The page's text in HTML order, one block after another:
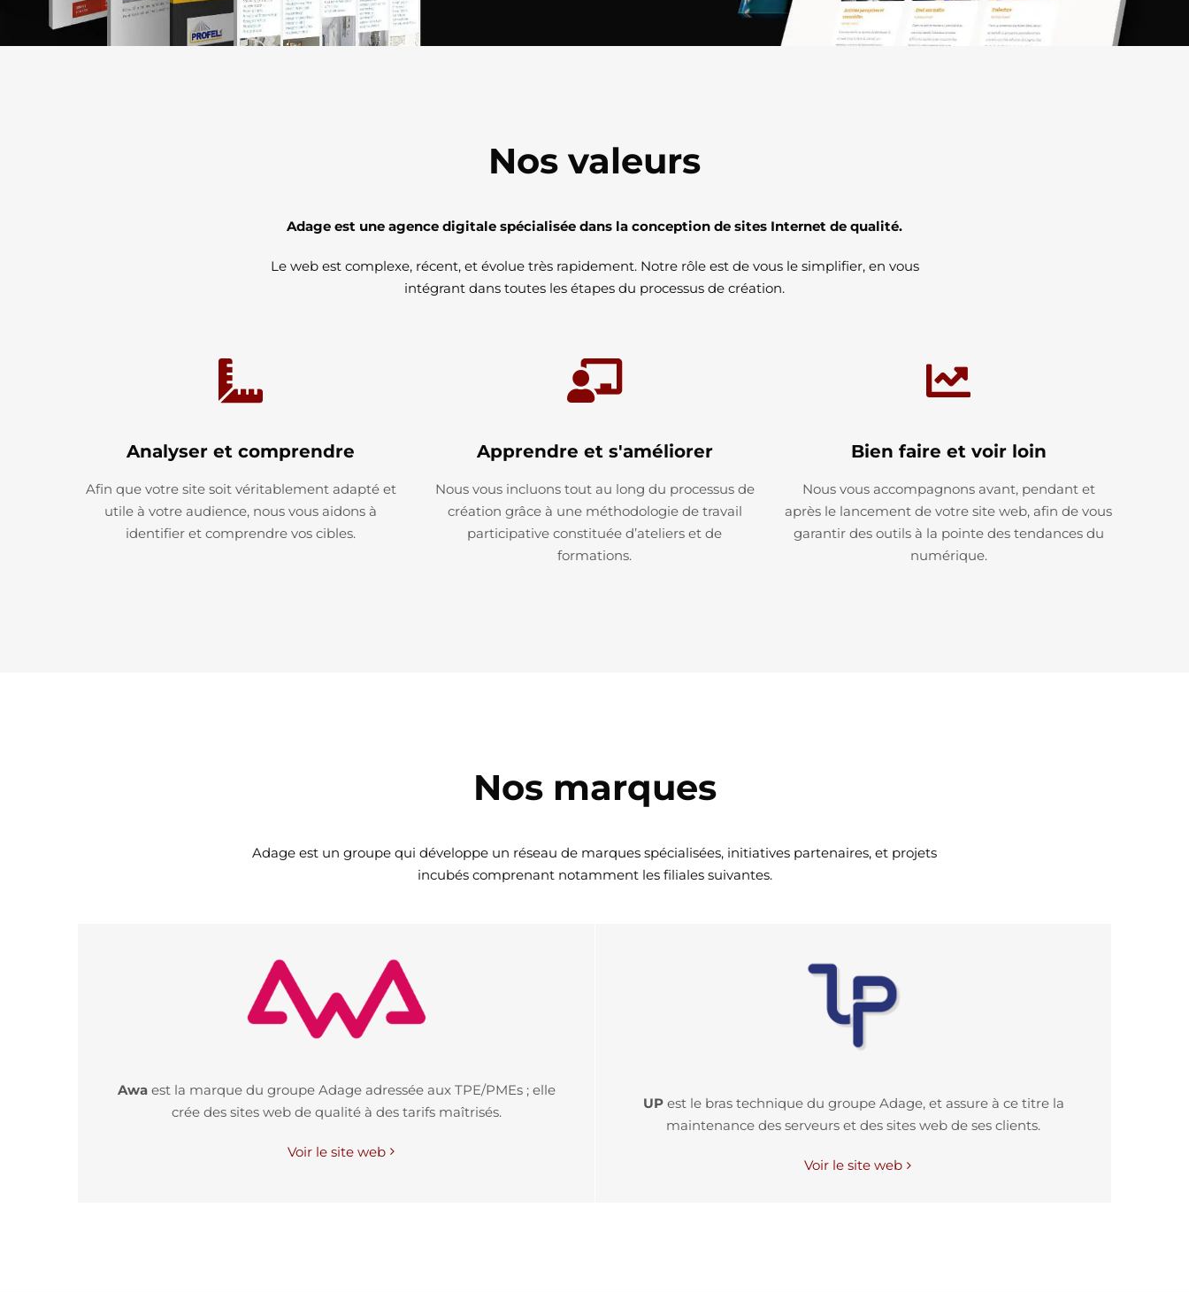
Nos valeurs
Adage est une agence digitale spécialisée dans la conception de sites Internet de qualité.
Le web est complexe, récent, et évolue très rapidement. Notre rôle est de vous le simplifier, en vous
intégrant dans toutes les étapes du processus de création.
Analyser et comprendre
Afin que votre site soit véritablement adapté et
utile à votre audience, nous vous aidons à
identifier et comprendre vos cibles.
Apprendre et s'améliorer
Nous vous incluons tout au long du processus de
création grâce à une méthodologie de travail
participative constituée d’ateliers et de
formations.
Bien faire et voir loin
Nous vous accompagnons avant, pendant et
après le lancement de votre site web, afin de vous
garantir des outils à la pointe des tendances du
numérique.
Nos marques
Adage est un groupe qui développe un réseau de marques spécialisées, initiatives partenaires, et projets
incubés comprenant notamment les filiales suivantes.
Awaest la marque du groupe Adage adressée aux TPE/PMEs ; elle
crée des sites web de qualité à des tarifs maîtrisés.
Voir le site web
UPest le bras technique du groupe Adage, et assure à ce titre la
maintenance des serveurs et des sites web de ses clients.
Voir le site web